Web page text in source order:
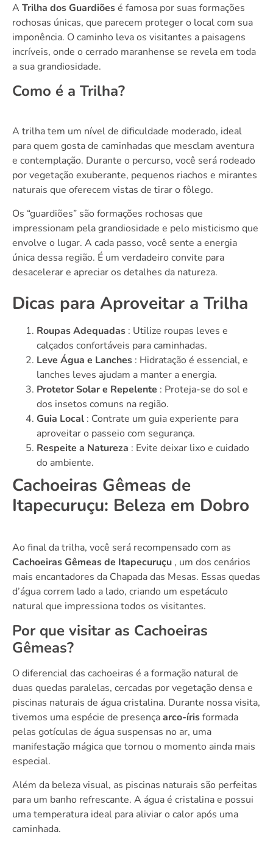
A Trilha dos Guardiõesé famosa por suas formações
rochosas únicas, que parecem proteger o local com sua
imponência. O caminho leva os visitantes a paisagens
incríveis, onde o cerrado maranhense se revela em toda
a sua grandiosidade.
Como é a Trilha?
A trilha tem um nível de dificuldade moderado, ideal
para quem gosta de caminhadas que mesclam aventura
e contemplação. Durante o percurso, você será rodeado
por vegetação exuberante, pequenos riachos e mirantes
naturais que oferecem vistas de tirar o fôlego.
Os “guardiões” são formações rochosas que
impressionam pela grandiosidade e pelo misticismo que
envolve o lugar. A cada passo, você sente a energia
única dessa região. É um verdadeiro convite para
desacelerar e apreciar os detalhes da natureza.
Dicas para Aproveitar a Trilha
Roupas Adequadas : Utilize roupas leves e
calçados confortáveis ​​para caminhadas.
Leve Água e Lanches : Hidratação é essencial, e
lanches leves ajudam a manter a energia.
Protetor Solar e Repelente : Proteja-se do sol e
dos insetos comuns na região.
Guia Local : Contrate um guia experiente para
aproveitar o passeio com segurança.
Respeite a Natureza : Evite deixar lixo e cuidado
do ambiente.
Cachoeiras Gêmeas de
Itapecuruçu: Beleza em Dobro
Ao final da trilha, você será recompensado com as
Cachoeiras Gêmeas de Itapecuruçu , um dos cenários
mais encantadores da Chapada das Mesas. Essas quedas
d’água correm lado a lado, criando um espetáculo
natural que impressiona todos os visitantes.
Por que visitar as Cachoeiras
Gêmeas?
O diferencial das cachoeiras é a formação natural de
duas quedas paralelas, cercadas por vegetação densa e
piscinas naturais de água cristalina. Durante nossa visita,
tivemos uma espécie de presençaarco-írisformada
pelas gotículas de água suspensas no ar, uma
manifestação mágica que tornou o momento ainda mais
especial.
Além da beleza visual, as piscinas naturais são perfeitas
para um banho refrescante. A água é cristalina e possui
uma temperatura ideal para aliviar o calor após uma
caminhada.